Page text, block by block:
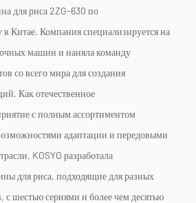
для риса 2ZG-630 по
в Китае. Компания специализируется на
машин и наняла команду
со всего мира для создания
Как отечественное
с полным ассортиментом
адаптации и передовыми
KOSYO разработала
для риса, подходящие для разных
с шестью сериями и более чем десятью